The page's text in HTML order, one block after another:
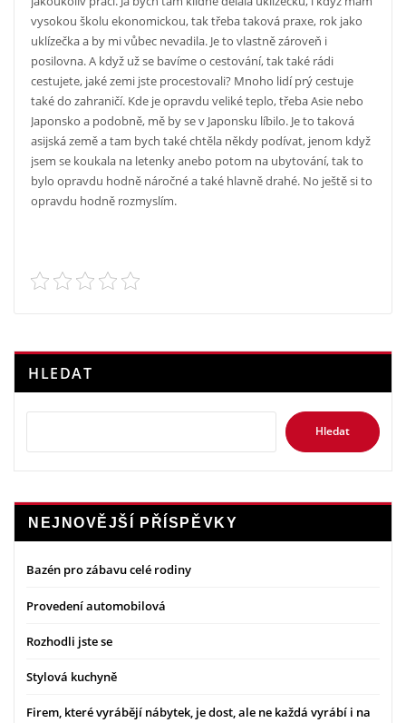
vysokou školu ekonomickou, tak třeba taková praxe, rok jako
uklízečka a by mi vůbec nevadila. Je to vlastně zároveň i
posilovna. A když už se bavíme o cestování, tak také rádi
cestujete, jaké zemi jste procestovali? Mnoho lidí prý cestuje
také do zahraničí. Kde je opravdu veliké teplo, třeba Asie nebo
Japonsko a podobně, mě by se v Japonsku líbilo. Je to taková
asijská země a tam bych také chtěla někdy podívat, jenom když
jsem se koukala na letenky anebo potom na ubytování, tak to
bylo opravdu hodně náročné a také hlavně drahé. No ještě si to
opravdu hodně rozmyslím.
HLEDAT
Hledat
NEJNOVĚJŠÍ PŘÍSPĚVKY
Bazén pro zábavu celé rodiny
Provedení automobilová
Rozhodli jste se
Stylová kuchyně
Firem, které vyrábějí nábytek, je dost, ale ne každá vyrábí i na